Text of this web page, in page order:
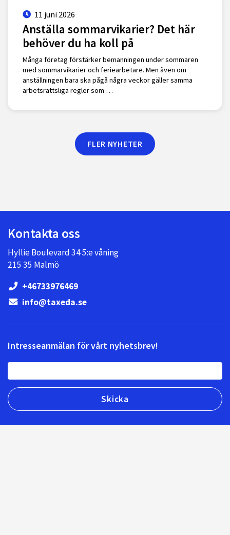
11 juni 2026
Anställa sommarvikarier? Det här
behöver du ha koll på
Många företag förstärker bemanningen under sommaren
med sommarvikarier och feriearbetare. Men även om
anställningen bara ska pågå några veckor gäller samma
arbetsrättsliga regler som …
FLER NYHETER
Kontakta oss
Hyllie Boulevard 34 5:e våning
215 35 Malmö
+46733976469
info@taxeda.se
Intresseanmälan för vårt nyhetsbrev!